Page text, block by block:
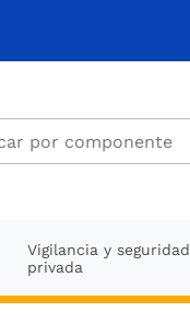
Vigilancia y seguridad
privada